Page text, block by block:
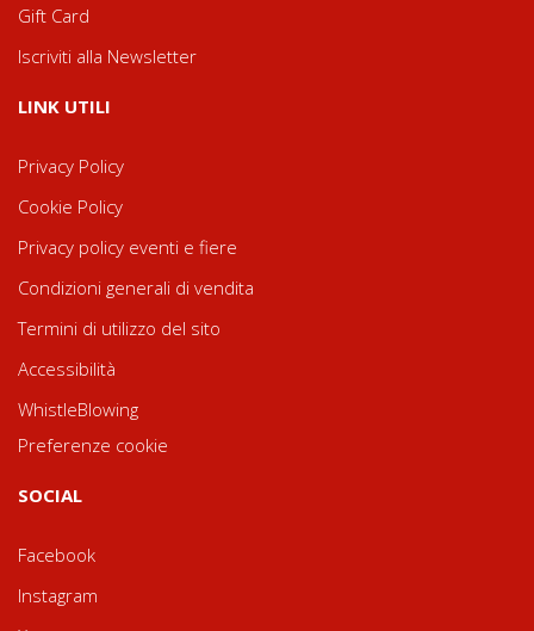
Gift Card
Iscriviti alla Newsletter
LINK UTILI
Privacy Policy
Cookie Policy
Privacy policy eventi e fiere
Condizioni generali di vendita
Termini di utilizzo del sito
Accessibilità
WhistleBlowing
Preferenze cookie
SOCIAL
Facebook
Instagram